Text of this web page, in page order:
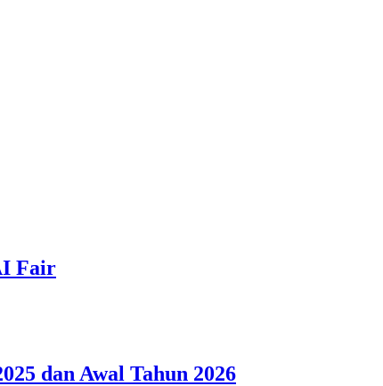
Fair
dan Awal Tahun 2026